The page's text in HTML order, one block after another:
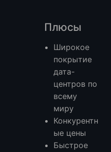
Плюсы
Широкое
покрытие
дата-
центров по
всему
миру
Конкурентн
ые цены
Быстрое